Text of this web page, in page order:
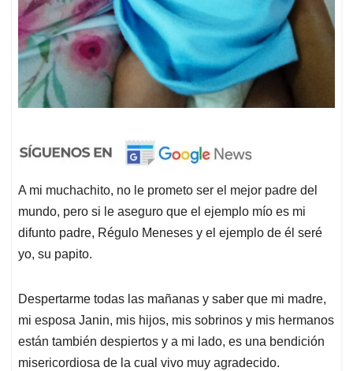
A mi muchachito, no le prometo ser el mejor padre del
mundo, pero si le aseguro que el ejemplo mío es mi
difunto padre, Régulo Meneses y el ejemplo de él seré
yo, su papito.
Despertarme todas las mañanas y saber que mi madre,
mi esposa Janin, mis hijos, mis sobrinos y mis hermanos
están también despiertos y a mi lado, es una bendición
misericordiosa de la cual vivo muy agradecido.